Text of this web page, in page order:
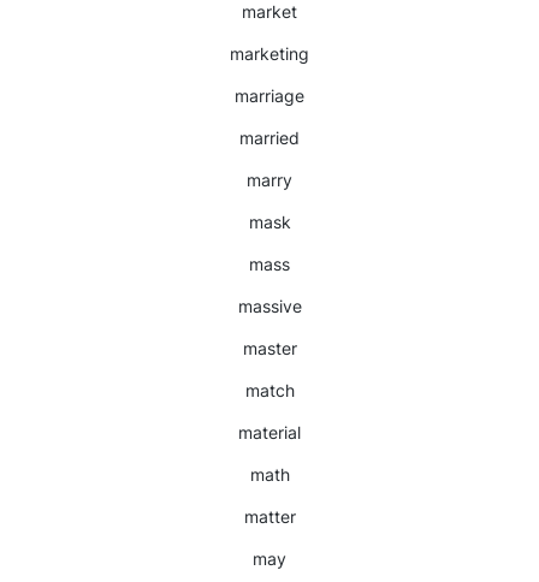
market
marketing
marriage
married
marry
mask
mass
massive
master
match
material
math
matter
may